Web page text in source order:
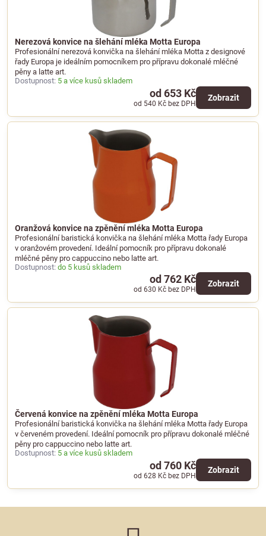
Nerezová konvice na šlehání mléka Motta Europa
Profesionální nerezová konvička na šlehání mléka Motta z designové
řady Europa je ideálním pomocníkem pro přípravu dokonalé mléčné
pěny a latte art.
Dostupnost: 5 a více kusů skladem
od 653 Kč
od 540 Kč bez DPH
Zobrazit
Oranžová konvice na zpěnění mléka Motta Europa
Profesionální baristická konvička na šlehání mléka Motta řady Europa
v oranžovém provedení. Ideální pomocník pro přípravu dokonalé
mléčné pěny pro cappuccino nebo latte art.
Dostupnost: do 5 kusů skladem
od 762 Kč
od 630 Kč bez DPH
Zobrazit
Červená konvice na zpěnění mléka Motta Europa
Profesionální baristická konvička na šlehání mléka Motta řady Europa
v červeném provedení. Ideální pomocník pro přípravu dokonalé mléčné
pěny pro cappuccino nebo latte art.
Dostupnost: 5 a více kusů skladem
od 760 Kč
od 628 Kč bez DPH
Zobrazit